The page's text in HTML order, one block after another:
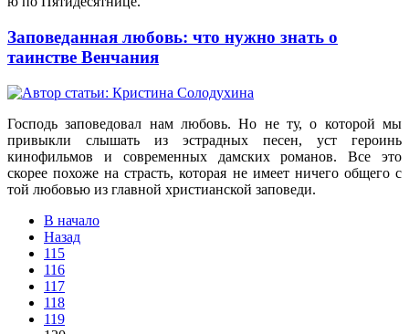
Заповеданная любовь: что нужно знать о
таинстве Венчания
Господь заповедовал нам любовь. Но не ту, о которой мы
привыкли слышать из эстрадных песен, уст героинь
кинофильмов и современных дамских романов. Все это
скорее похоже на страсть, которая не имеет ничего общего с
той любовью из главной христианской заповеди.
В начало
Назад
115
116
117
118
119